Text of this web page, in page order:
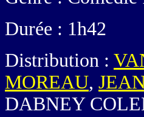
Durée : 1h42
Distribution :
MOREAU,
DABNEY